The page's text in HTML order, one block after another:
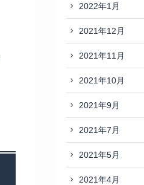
2022年1月
2021年12月
2021年11月
2021年10月
2021年9月
2021年7月
2021年5月
2021年4月